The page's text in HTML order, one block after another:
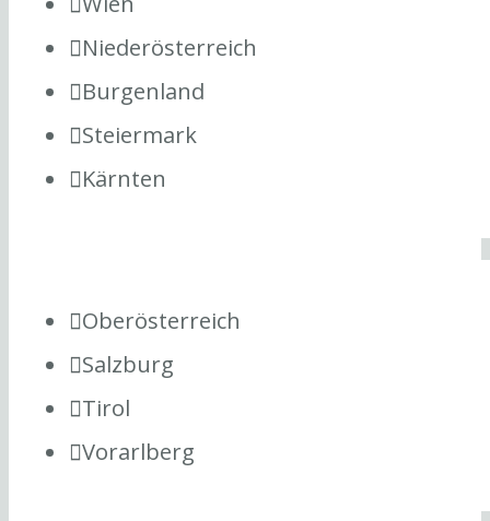
Niederösterreich
Burgenland
Steiermark
Kärnten
Oberösterreich
Salzburg
Tirol
Vorarlberg